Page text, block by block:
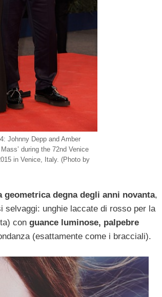
Johnny Depp and Amber
during the 72nd Venice
in Venice, Italy. (Photo by
geometrica degna degli anni novanta,
selvaggi: unghie laccate di rosso per la
con guance luminose, palpebre
(esattamente come i bracciali).